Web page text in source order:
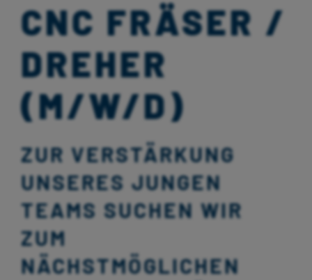
CNC FRÄSER /
DREHER
(M/W/D)
ZUR VERSTÄRKUNG
UNSERES JUNGEN
TEAMS SUCHEN WIR
ZUM
NÄCHSTMÖGLICHEN